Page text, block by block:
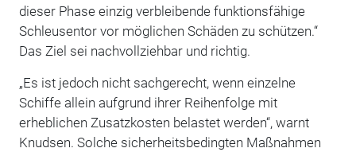
dieser Phase einzig verbleibende funktionsfähige
Schleusentor vor möglichen Schäden zu schützen.“
Das Ziel sei nachvollziehbar und richtig.
„Es ist jedoch nicht sachgerecht, wenn einzelne
Schiffe allein aufgrund ihrer Reihenfolge mit
erheblichen Zusatzkosten belastet werden“, warnt
Knudsen. Solche sicherheitsbedingten Maßnahmen